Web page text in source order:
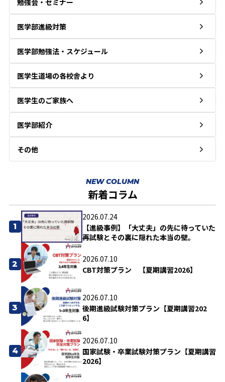
勉強会・セミナー
医学部進級対策
医学部勉強法・スケジュール
医学生道場の各校舎より
医学生のご家族へ
医学部紹介
その他
NEW COLUMN
新着コラム
1
2026.07.24
【進級事例】「大丈夫」の先に待っていた
再試験とその裏に隠れた本当の壁。
2
2026.07.10
CBT対策プラン 【夏期講習2026】
3
2026.07.10
後期進級試験対策プラン【夏期講習202
6】
4
2026.07.10
国家試験・卒業試験対策プラン【夏期講習
2026】